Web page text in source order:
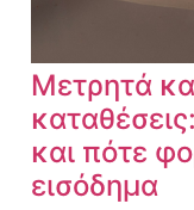
Μετρητά
και πότε
εισόδημα